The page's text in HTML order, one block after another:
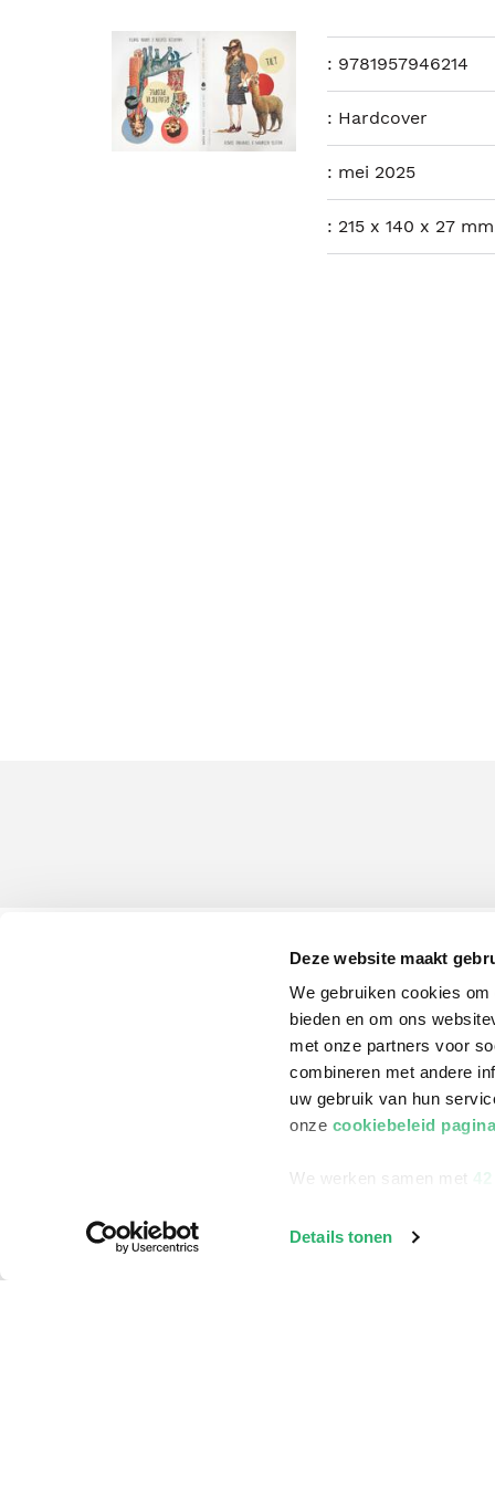
Deze website maakt
We gebruiken cookies
bieden en om ons
met onze partners voor
combineren met andere
uw gebruik van hun
onze cookiebeleid pagina
We werken samen met
Details tonen
: 9781957946214
: Hardcover
: mei 2025
: 215 x 140 x 27
Douwe Egberts punten
Winkelen bij
Winkels en
Assortiment in
Cadeaukaarten